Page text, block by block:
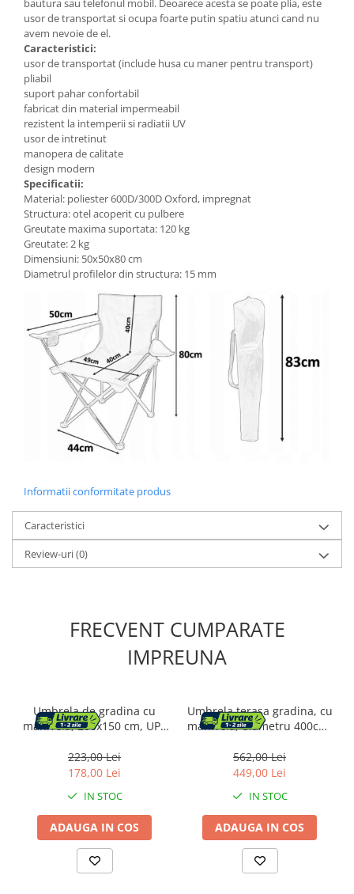
bautura sau telefonul mobil. Deoarece acesta se poate plia, este
usor de transportat si ocupa foarte putin spatiu atunci cand nu
avem nevoie de el.
Caracteristici:
usor de transportat (include husa cu maner pentru transport)
pliabil
suport pahar confortabil
fabricat din material impermeabil
rezistent la intemperii si radiatii UV
usor de intretinut
manopera de calitate
design modern
Specificatii:
Material: poliester 600D/300D Oxford, impregnat
Structura: otel acoperit cu pulbere
Greutate maxima suportata: 120 kg
Greutate: 2 kg
Dimensiuni: 50x50x80 cm
Diametrul profilelor din structura: 15 mm
Informatii conformitate produs
Caracteristici
Review-uri(0)
FRECVENT CUMPARATE
IMPREUNA
Umbrela de gradina cu
manivela, 200x150 cm, UPF
structura metalica, maro
taupe
223,00 Lei
178,00 Lei
IN STOC
ADAUGA IN COS
Umbrela terasa gradina, cu
manivela, diametru 400cm,
562,00 Lei
449,00 Lei
IN STOC
ADAUGA IN COS